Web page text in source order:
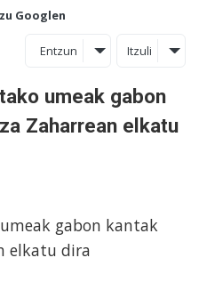
Googlen
Entzun Itzuli
umeak gabon
Zaharrean elkatu
gabon kantak
elkatu dira